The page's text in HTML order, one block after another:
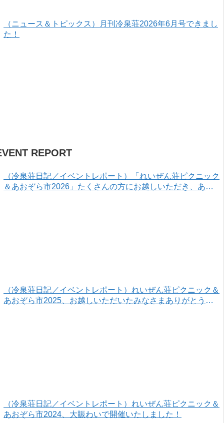
（ニュース＆トピックス）月刊冷泉荘2026年6月号できまし
た！
REPORT
（冷泉荘日記／イベントレポート）「れいぜん荘ピクニック
＆あおぞら市2026」たくさんの方にお越しいただき、あり
（冷泉荘日記／イベントレポート）れいぜん荘ピクニック＆
あおぞら市2025、お越しいただいたみなさまありがとうご
（冷泉荘日記／イベントレポート）れいぜん荘ピクニック＆
あおぞら市2024、大賑わいで開催いたしました！